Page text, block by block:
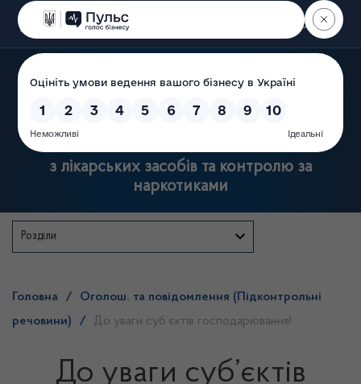
Пошук
Державна служба України
з лікарських засобів та контролю за
наркотиками
Розділи
Головна /
Оголош. та повідомлення (Підконтрольні
речовини)
/ До уваги суб’єктів господарювання!
До уваги суб’єктів